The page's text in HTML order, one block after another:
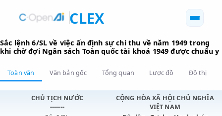
CLEX
Sắc lệnh 6/SL về việc ấn định sự chi thu về năm 1949
khi chờ đợi Ngân sách Toàn quốc tài khoá 1949 được
Toàn văn
CHỦ TỊCH NƯỚC
CỘNG HÒA XÃ HỘI CHỦ